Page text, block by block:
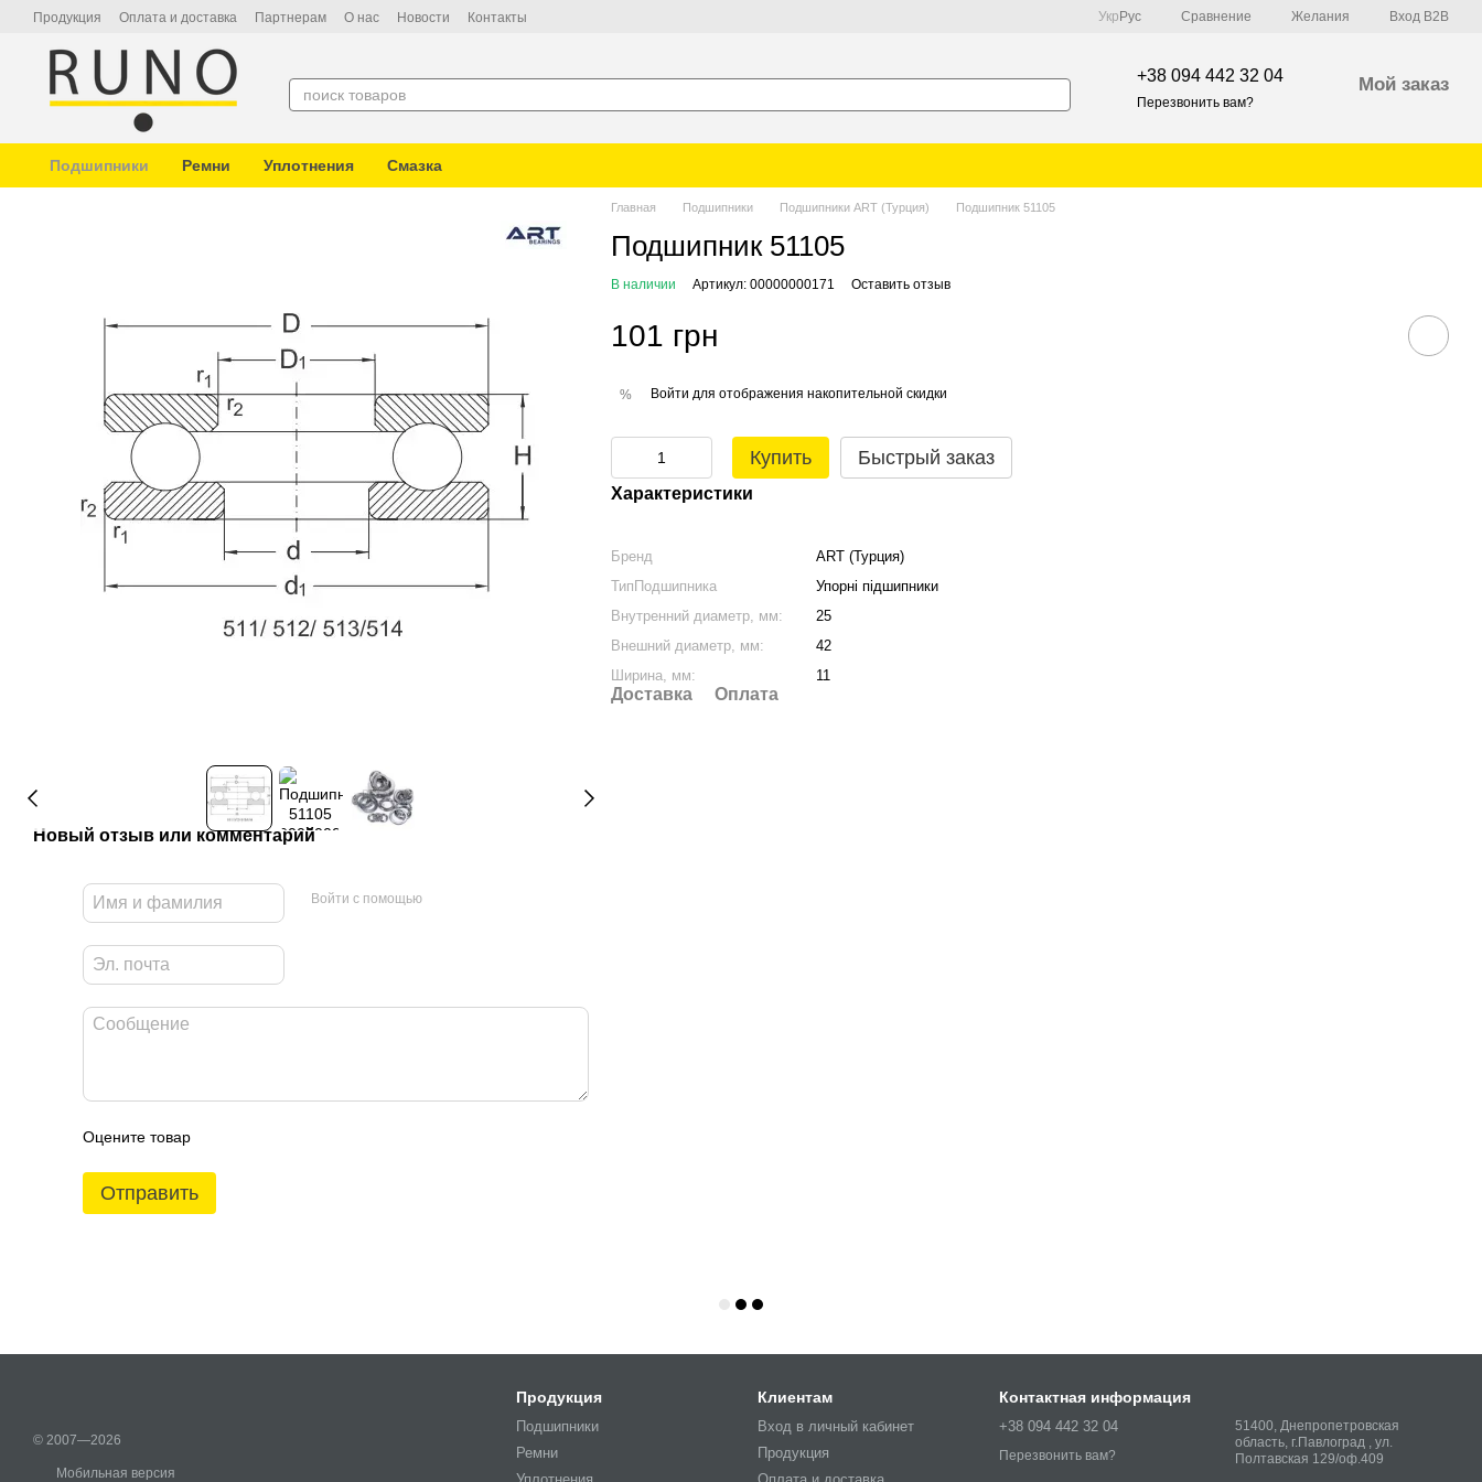
Перейти к основному контенту
Продукция Оплата и доставка Партнерам О нас Новости Контакты Укр Рус Сравнение Желания Вход B2B
+38 094 442 32 04
Перезвонить вам?
Мой заказ
Подшипники Ремни Уплотнения Смазка
Новый отзыв или комментарий
Войти с помощью
Оцените товар
Отправить
Главная Подшипники Подшипники ART (Турция) Подшипник 51105
Подшипник 51105
В наличии Артикул: 00000000171 Оставить отзыв
101 грн
% Войти для отображения накопительной скидки
Купить Быстрый заказ
Характеристики
Бренд
ART (Турция)
ТипПодшипника
Упорні підшипники
Внутренний диаметр, мм:
25
Внешний диаметр, мм:
42
Ширина, мм:
11
Доставка Оплата
© 2007—2026
Мобильная версия
Продукция
Подшипники
Ремни
Клиентам
Вход в личный кабинет
Продукция
Контактная информация
+38 094 442 32 04
Перезвонить вам?
51400, Днепропетровская
область, г.Павлоград , ул.
Полтавская 129/оф.409